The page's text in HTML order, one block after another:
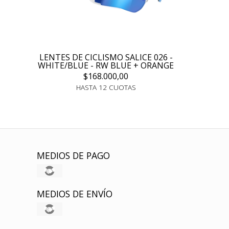
LENTES DE CICLISMO SALICE 026 -
WHITE/BLUE - RW BLUE + ORANGE
$168.000,00
HASTA 12 CUOTAS
MEDIOS DE PAGO
MEDIOS DE ENVÍO